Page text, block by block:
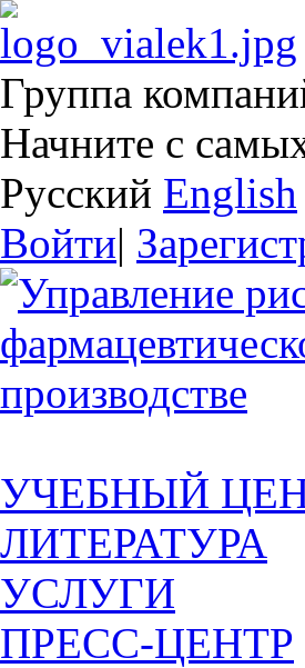
Группа
Начните с
Русский English
Войти|
УЧЕБНЫЙ
ЛИТЕРАТУРА
УСЛУГИ
ПРЕСС-ЦЕНТР